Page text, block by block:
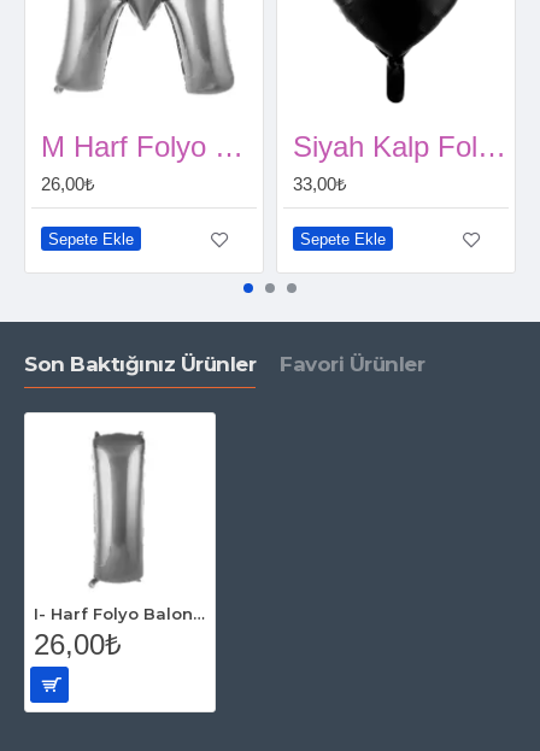
M Harf Folyo Balon Gümüş 40 Cm
26,00₺
Sepete Ekle
Siyah Kalp Folyo Balon (45 cm)
33,00₺
Sepete Ekle
Son Baktığınız Ürünler Favori Ürünler
I- Harf Folyo Balon Gümüş 40 Cm
26,00₺